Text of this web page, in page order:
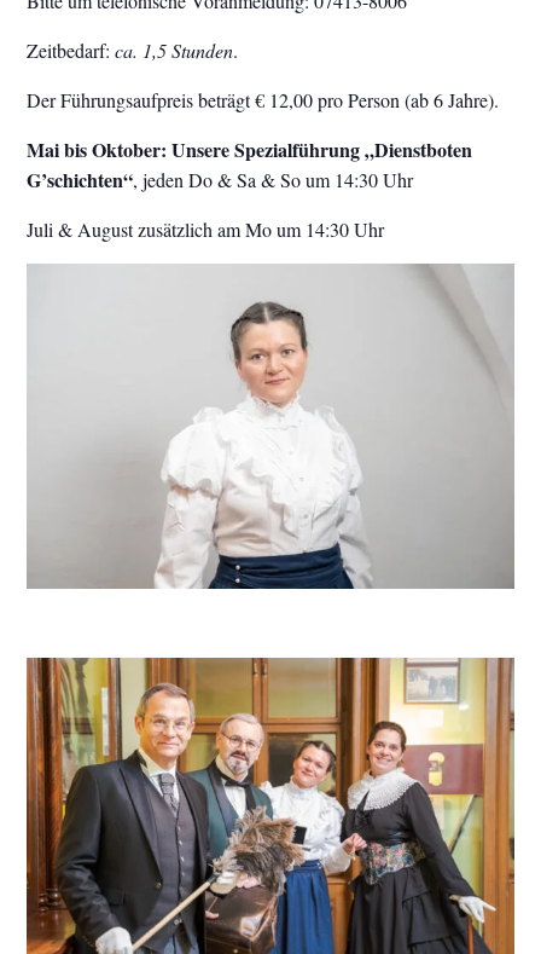
Zeitbedarf:ca. 1,5 Stunden.
Der Führungsaufpreis beträgt € 12,00 pro Person (ab 6 Jahre).
Mai bis Oktober: Unsere Spezialführung „Dienstboten
G’schichten“, jeden Do & Sa & So um 14:30 Uhr
Juli & August zusätzlich am Mo um 14:30 Uhr